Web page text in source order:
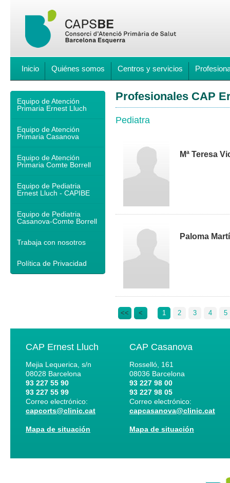
Inicio Quiénes somos Centros y servicios
Equipo de Atención
Primaria Ernest Lluch
Equipo de Atención
Primaria Casanova
Equipo de Atención
Primaria Comte Borrell
Equipo de Pediatria
Ernest Lluch - CAPIBE
Equipo de Pediatria
Casanova-Comte Borrell
Trabaja con nosotros
Política de Privacidad
Profesionales CAP
Pediatra
Mª Teresa
Paloma
<< < 1 2 3 4 5
CAP Ernest Lluch
Mejia Lequerica, s/n
08028 Barcelona
93 227 55 90
93 227 55 99
Correo electrónico:
capcorts@clinic.cat
Mapa de situación
CAP Casanova
Rosselló, 161
08036 Barcelona
93 227 98 00
93 227 98 05
Correo electrónico:
capcasanova@clinic.cat
Mapa de situación